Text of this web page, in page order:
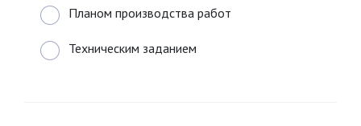
Планом производства работ
Техническим заданием